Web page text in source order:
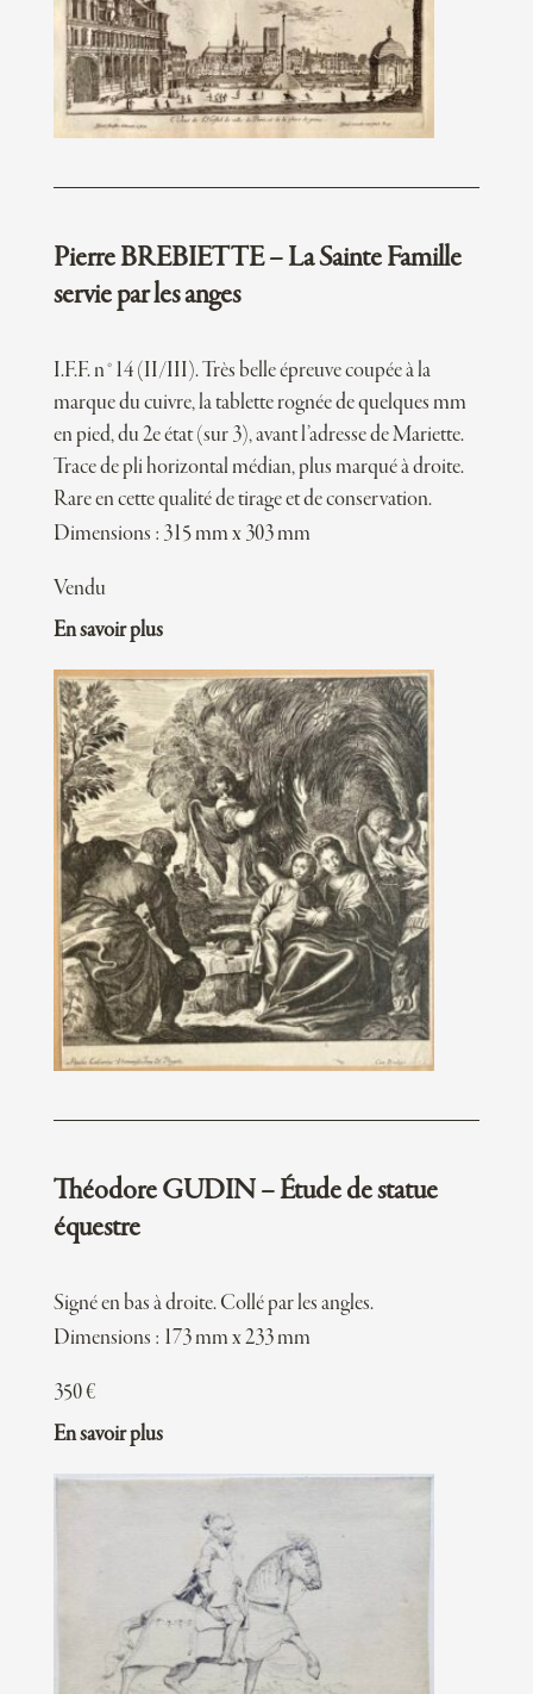
Pierre BREBIETTE – La Sainte Famille
servie par les anges
I.F.F. n°14 (II/III). Très belle épreuve coupée à la
marque du cuivre, la tablette rognée de quelques mm
en pied, du 2e état (sur 3), avant l’adresse de Mariette.
Trace de pli horizontal médian, plus marqué à droite.
Rare en cette qualité de tirage et de conservation.
Dimensions : 315 mm x 303 mm
Vendu
En savoir plus
Théodore GUDIN – Étude de statue
équestre
Signé en bas à droite. Collé par les angles.
Dimensions : 173 mm x 233 mm
350€
En savoir plus